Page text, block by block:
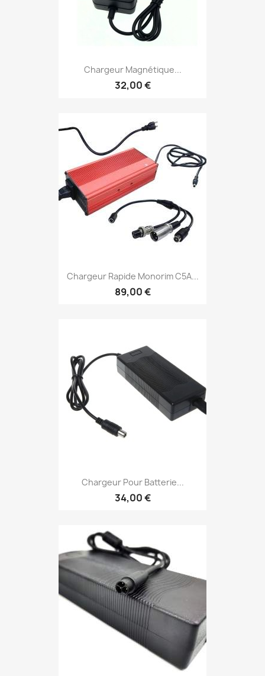
Chargeur Magnétique...
32,00 €
Chargeur Rapide Monorim C5A...
89,00 €
Chargeur Pour Batterie...
34,00 €